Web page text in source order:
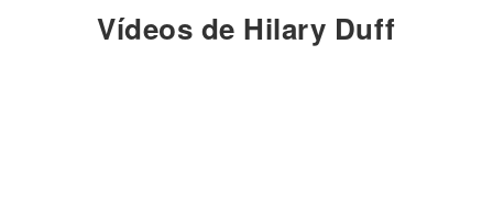
Vídeos de Hilary Duff